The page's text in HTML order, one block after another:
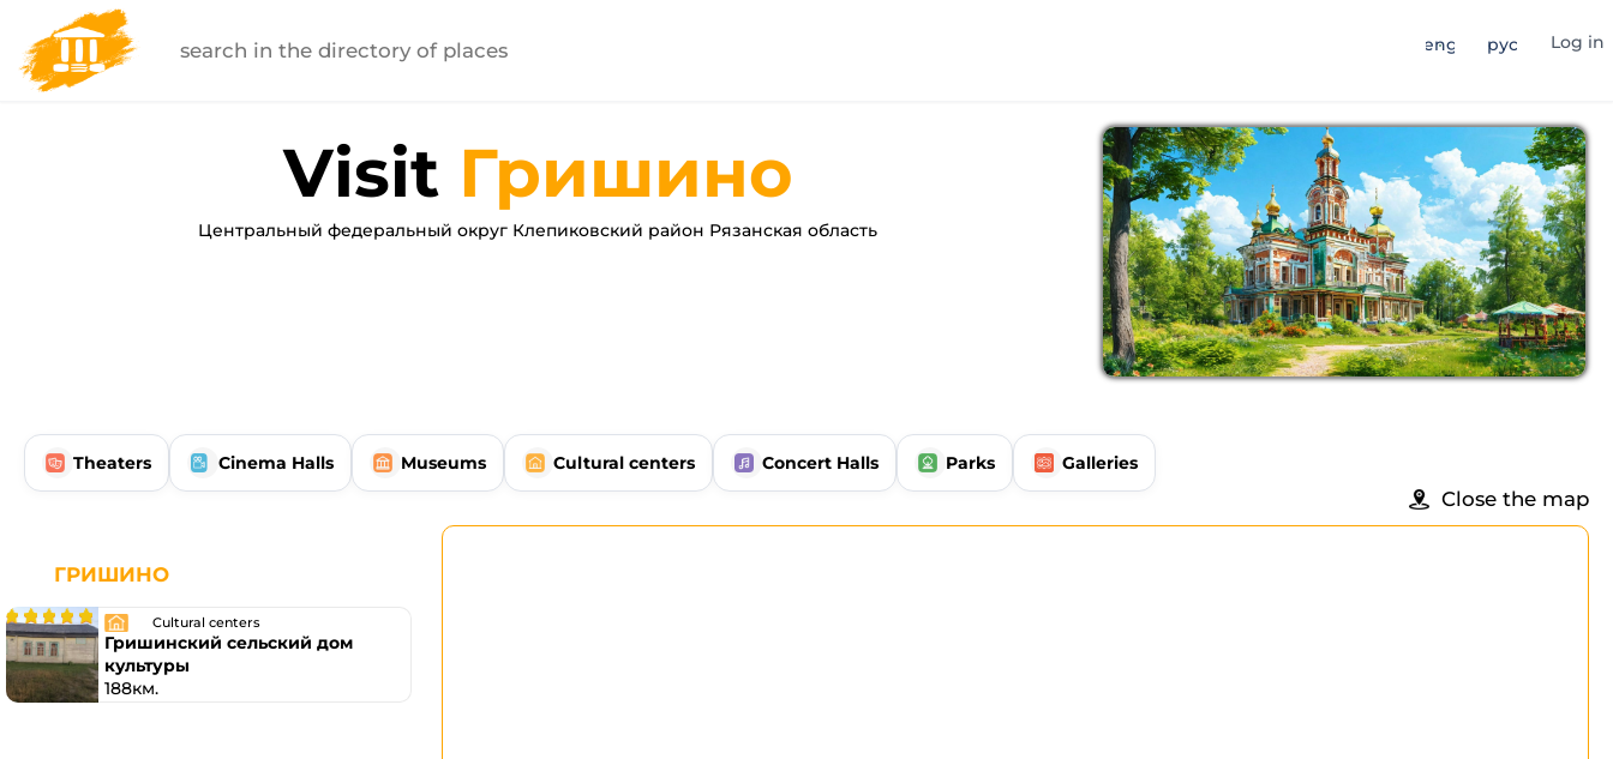
eng рус Log in
Visit Гришино
Центральный федеральный округ Клепиковский район Рязанская область
Close the map
Theaters Cinema Halls Museums Cultural centers Concert Halls Parks Galleries
ГРИШИНО
Cultural centers
Гришинский сельский дом
культуры
188км.